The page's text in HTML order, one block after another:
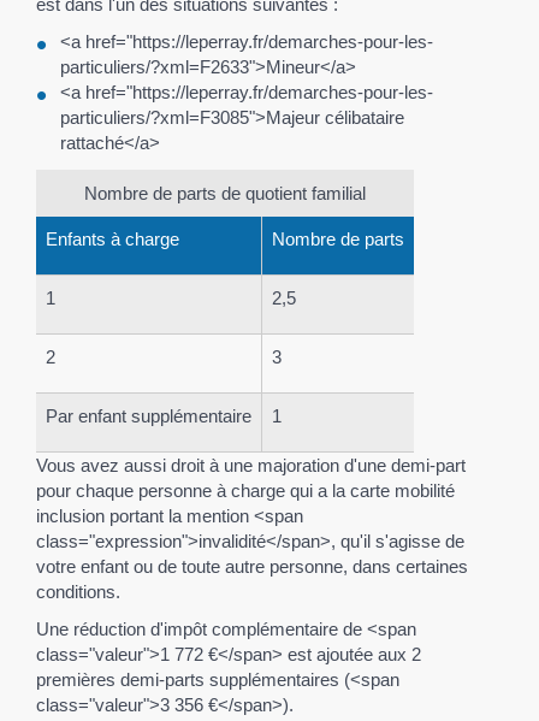
<a href="https://leperray.fr/demarches-pour-les-
particuliers/?xml=F2633">Mineur</a>
<a href="https://leperray.fr/demarches-pour-les-
particuliers/?xml=F3085">Majeur célibataire
rattaché</a>
Nombre de parts de quotient familial
Enfants à charge Nombre de parts
1 2,5
2 3
Par enfant supplémentaire 1
Vous avez aussi droit à une majoration d'une demi-part
pour chaque personne à charge qui a la carte mobilité
inclusion portant la mention <span
class="expression">invalidité</span>, qu'il s'agisse de
votre enfant ou de toute autre personne, dans certaines
conditions.
Une réduction d'impôt complémentaire de <span
class="valeur">1 772 €</span> est ajoutée aux 2
premières demi-parts supplémentaires (<span
class="valeur">3 356 €</span>).